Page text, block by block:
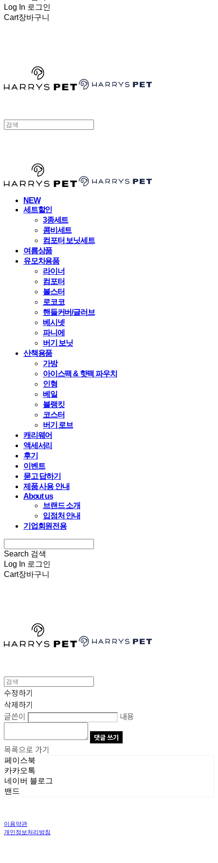
Log In 로그인
Cart장바구니
NEW
세트할인
3종세트
콤비세트
컴포터 보닛세트
여름상품
유모차용품
라이너
컴포터
볼스터
로코코
핸들커버/글러브
베시넷
파니에
버기 보닛
산책용품
가방
아이스팩 & 핫팩 파우치
인형
베일
블랭킷
코스터
버기 로브
캐리웨어
액세서리
후기
이벤트
묻고 답하기
제품 사용 안내
About us
브랜드 소개
입점처 안내
기업회원전용
Search 검색
Log In 로그인
Cart장바구니
수정하기
삭제하기
글쓴이
내용
댓글 쓰기
목록으로 가기
페이스북
카카오톡
네이버 블로그
밴드
이용약관
개인정보처리방침